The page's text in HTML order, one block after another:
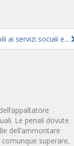
ai servizi sociali e...
Le penali dovute
dell’ammontare
superare,